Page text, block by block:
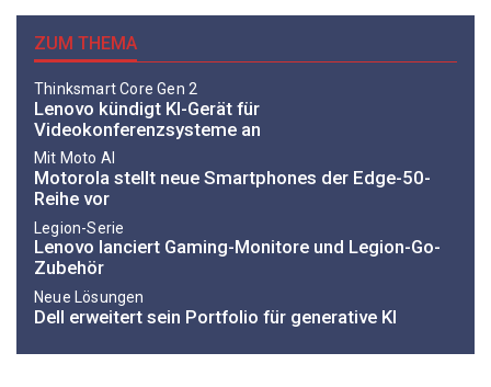
ZUM THEMA
Thinksmart Core Gen 2
Lenovo kündigt KI-Gerät für
Videokonferenzsysteme an
Mit Moto AI
Motorola stellt neue Smartphones der Edge-50-
Reihe vor
Legion-Serie
Lenovo lanciert Gaming-Monitore und Legion-Go-
Zubehör
Neue Lösungen
Dell erweitert sein Portfolio für generative KI